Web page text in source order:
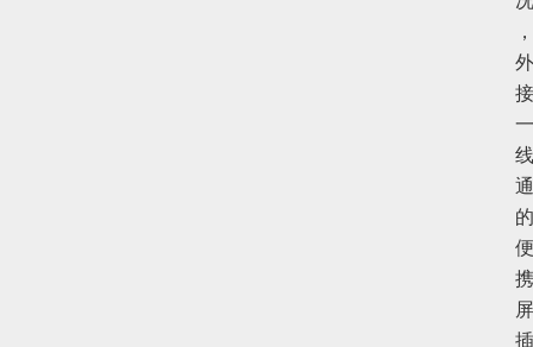
，
外
接
一
线
通
的
便
携
屏
插